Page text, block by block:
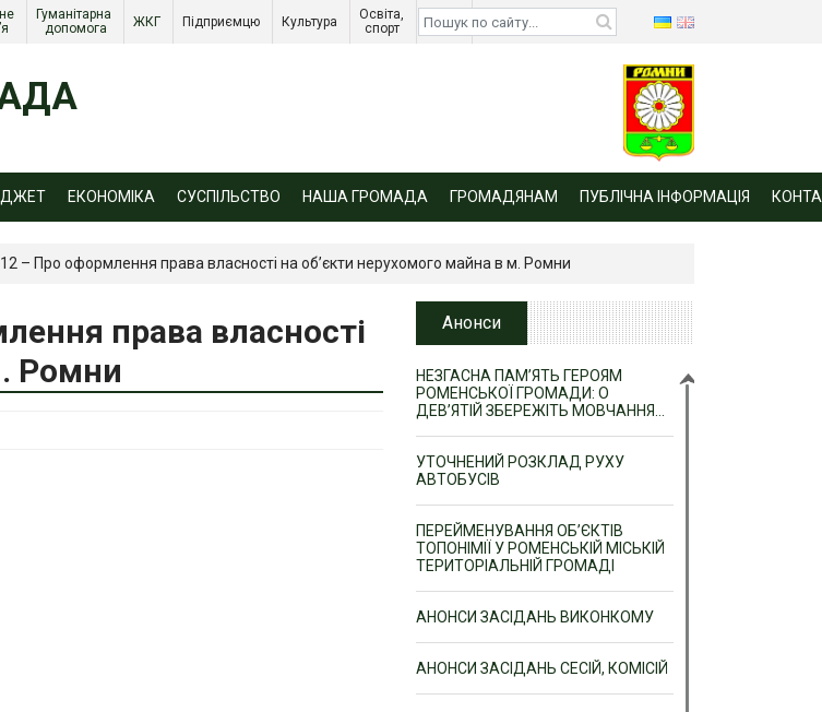
Гуманітарна
допомога
ЖКГ Підприємцю Культура
Освіта,
спорт
Діти
війни
ЕКОНОМІКА СУСПІЛЬСТВО НАША ГРОМАДА ГРОМАДЯНАМ ПУБЛІЧНА ІНФОРМАЦІЯ
– Про оформлення права власності на об’єкти нерухомого майна в м. Ромни
права власності
Ромни
Анонси
НЕЗГАСНА ПАМ’ЯТЬ ГЕРОЯМ
РОМЕНСЬКОЇ ГРОМАДИ: О
ДЕВ’ЯТІЙ ЗБЕРЕЖІТЬ МОВЧАННЯ…
УТОЧНЕНИЙ РОЗКЛАД РУХУ
АВТОБУСІВ
ПЕРЕЙМЕНУВАННЯ ОБ’ЄКТІВ
ТОПОНІМІЇ У РОМЕНСЬКІЙ МІСЬКІЙ
ТЕРИТОРІАЛЬНІЙ ГРОМАДІ
АНОНСИ ЗАСІДАНЬ ВИКОНКОМУ
АНОНСИ ЗАСІДАНЬ СЕСІЙ, КОМІСІЙ